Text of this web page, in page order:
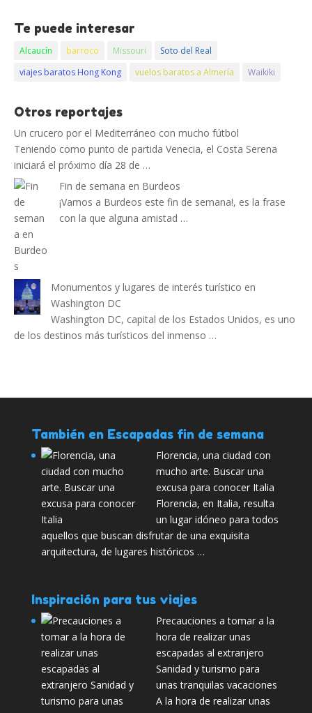
Te puede interesar
Alcaucín barroco Missouri
Soto del Real
viajes baratos Hong Kong
vuelos baratos a Almería Waikiki
Otros reportajes
Un crucero por el Mediterráneo con mucho fútbol
Teniendo como punto de partida Venecia, el Costa Serena
iniciará el próximo día 28 de …
Fin de semana en Burdeos
¡Vamos a Burdeos este fin de semana!, es la frase
con la que alguna amistad …
Monumentos y lugares de interés turístico en
Washington DC
Washington DC, capital de los Estados Unidos, es uno
de los destinos más turísticos del inmenso …
También en Escapadas fin de semana
Florencia, una ciudad con
mucho arte. Buscar una
excusa para conocer Italia
Florencia, en Italia, resulta
un lugar idóneo para todos
aquellos que buscan disfrutar de una exquisita
arquitectura, de lugares históricos …
Inspiración para tus viajes
Precauciones a tomar a la
hora de realizar unas
escapadas al extranjero
Sanidad y turismo para
unas tranquilas vacaciones
A la hora de realizar unas